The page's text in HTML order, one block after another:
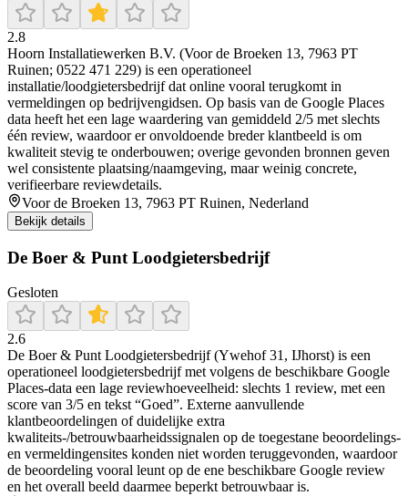
2.8
Hoorn Installatiewerken B.V. (Voor de Broeken 13, 7963 PT
Ruinen; 0522 471 229) is een operationeel
installatie/loodgietersbedrijf dat online vooral terugkomt in
vermeldingen op bedrijvengidsen. Op basis van de Google Places
data heeft het een lage waardering van gemiddeld 2/5 met slechts
één review, waardoor er onvoldoende breder klantbeeld is om
kwaliteit stevig te onderbouwen; overige gevonden bronnen geven
wel consistente plaatsing/naamgeving, maar weinig concrete,
verifieerbare reviewdetails.
Voor de Broeken 13, 7963 PT Ruinen, Nederland
Bekijk details
De Boer & Punt Loodgietersbedrijf
Gesloten
2.6
De Boer & Punt Loodgietersbedrijf (Ywehof 31, IJhorst) is een
operationeel loodgietersbedrijf met volgens de beschikbare Google
Places-data een lage reviewhoeveelheid: slechts 1 review, met een
score van 3/5 en tekst “Goed”. Externe aanvullende
klantbeoordelingen of duidelijke extra
kwaliteits-/betrouwbaarheidssignalen op de toegestane beoordelings-
en vermeldingensites konden niet worden teruggevonden, waardoor
de beoordeling vooral leunt op de ene beschikbare Google review
en het overall beeld daarmee beperkt betrouwbaar is.